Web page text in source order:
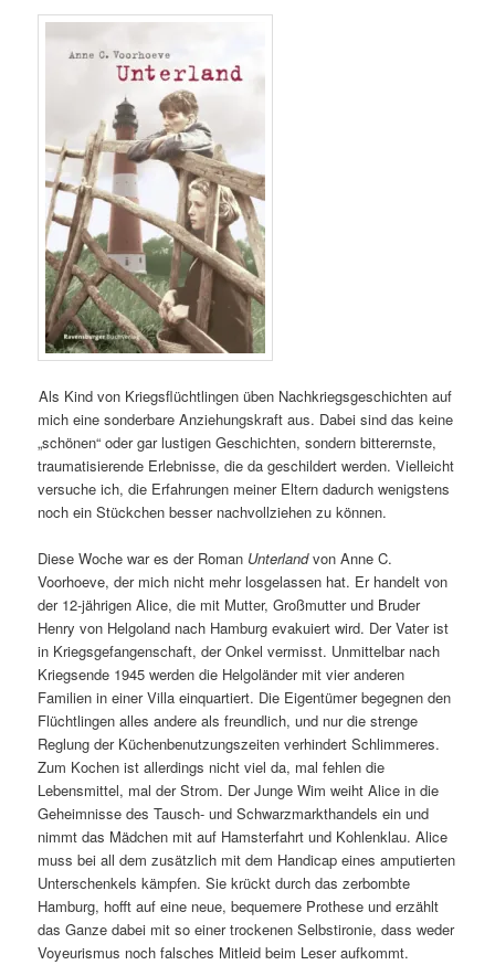
Als Kind von Kriegsflüchtlingen üben Nachkriegsgeschichten auf
mich eine sonderbare Anziehungskraft aus. Dabei sind das keine
„schönen“ oder gar lustigen Geschichten, sondern bitterernste,
traumatisierende Erlebnisse, die da geschildert werden. Vielleicht
versuche ich, die Erfahrungen meiner Eltern dadurch wenigstens
noch ein Stückchen besser nachvollziehen zu können.
Diese Woche war es der Roman Unterlandvon Anne C.
Voorhoeve, der mich nicht mehr losgelassen hat. Er handelt von
der 12-jährigen Alice, die mit Mutter, Großmutter und Bruder
Henry von Helgoland nach Hamburg evakuiert wird. Der Vater ist
in Kriegsgefangenschaft, der Onkel vermisst. Unmittelbar nach
Kriegsende 1945 werden die Helgoländer mit vier anderen
Familien in einer Villa einquartiert. Die Eigentümer begegnen den
Flüchtlingen alles andere als freundlich, und nur die strenge
Reglung der Küchenbenutzungszeiten verhindert Schlimmeres.
Zum Kochen ist allerdings nicht viel da, mal fehlen die
Lebensmittel, mal der Strom. Der Junge Wim weiht Alice in die
Geheimnisse des Tausch- und Schwarzmarkthandels ein und
nimmt das Mädchen mit auf Hamsterfahrt und Kohlenklau. Alice
muss bei all dem zusätzlich mit dem Handicap eines amputierten
Unterschenkels kämpfen. Sie krückt durch das zerbombte
Hamburg, hofft auf eine neue, bequemere Prothese und erzählt
das Ganze dabei mit so einer trockenen Selbstironie, dass weder
Voyeurismus noch falsches Mitleid beim Leser aufkommt.